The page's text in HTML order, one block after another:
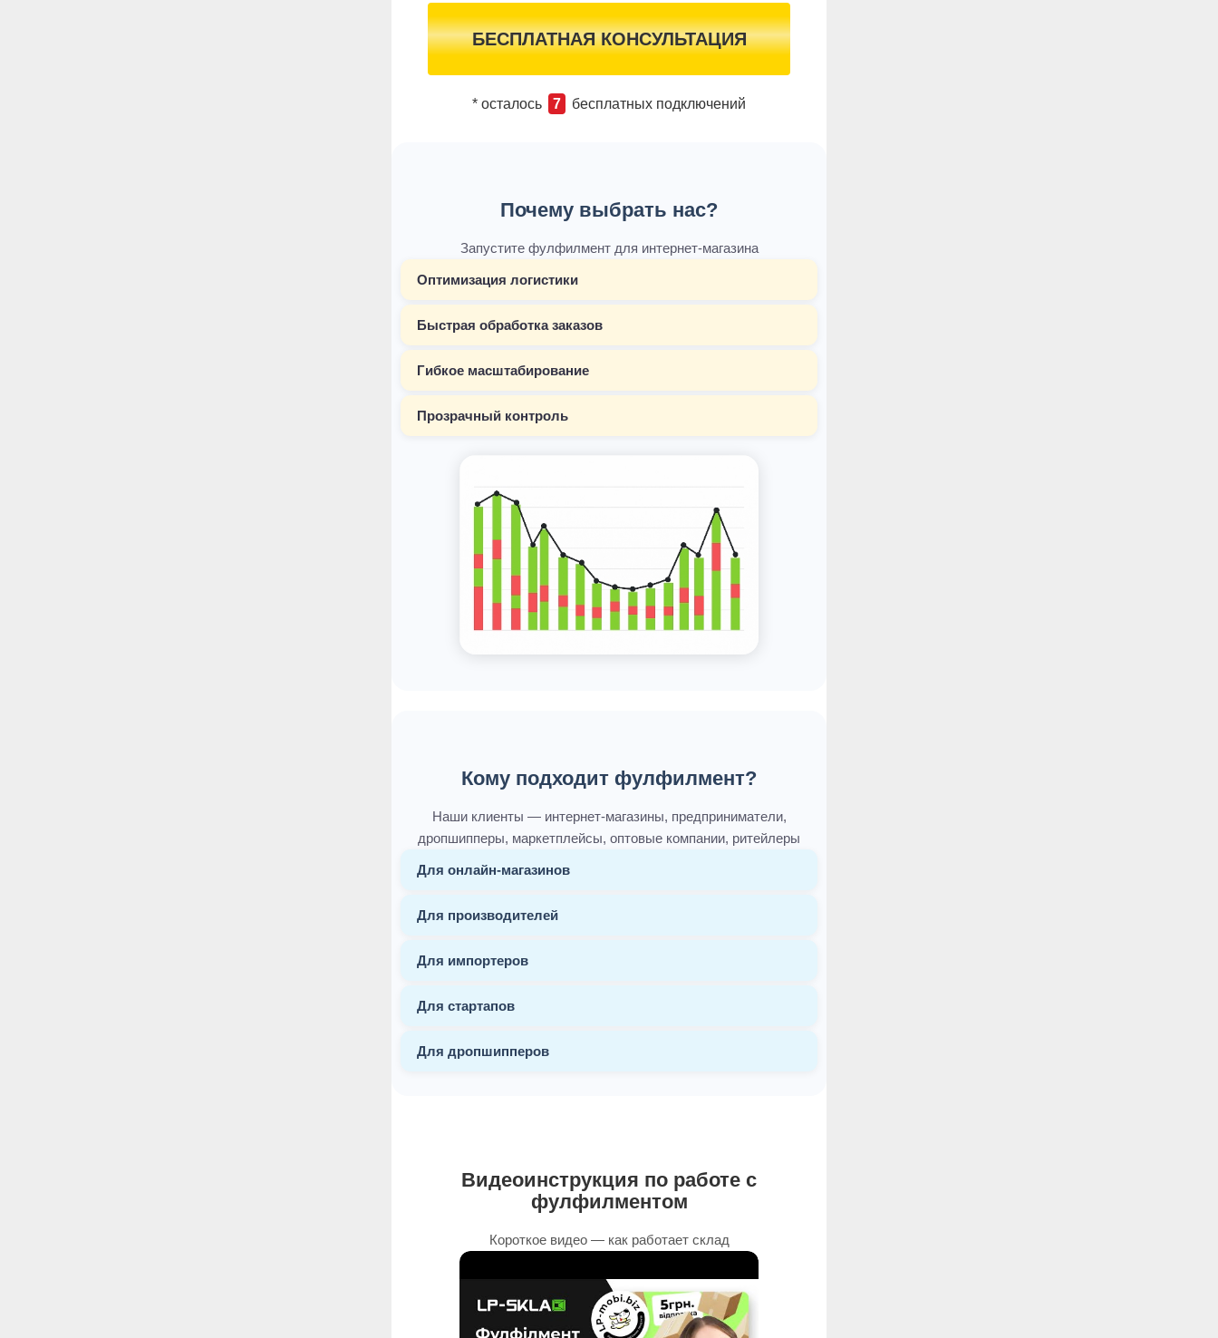
БЕСПЛАТНАЯ КОНСУЛЬТАЦИЯ
* осталось 7 бесплатных подключений
Почему выбрать нас?
Запустите фулфилмент для интернет-магазина
Оптимизация логистики
Быстрая обработка заказов
Гибкое масштабирование
Прозрачный контроль
Кому подходит фулфилмент?
Наши клиенты — интернет-магазины, предприниматели,
дропшипперы, маркетплейсы, оптовые компании, ритейлеры
Для онлайн-магазинов
Для производителей
Для импортеров
Для стартапов
Для дропшипперов
Видеоинструкция по работе с
фулфилментом
Короткое видео — как работает склад